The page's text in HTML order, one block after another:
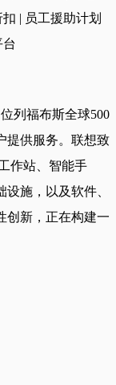
| 员工援助计划
列福布斯全球500
提供服务。联想致
作站、智能手
施，以及软件、
创新，正在构建一